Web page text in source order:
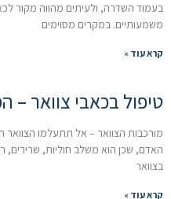
בעמוד השדרה, ולעיתים מהווה מקור
משמעותיים. במקרים מסוימים
קרא עוד »
טיפול בכאבי צוואר –
מורכבות הצוואר – אל תתעלמו הצוואר
האדם, שכן הוא משלב חוליות, שרירים,
בצוואר
קרא עוד »